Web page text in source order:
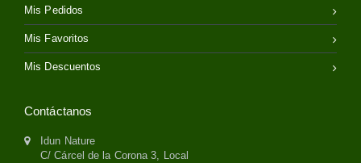
Mis Pedidos
Mis Favoritos
Mis Descuentos
Contáctanos
Idun Nature
C/ Cárcel de la Corona 3, Local